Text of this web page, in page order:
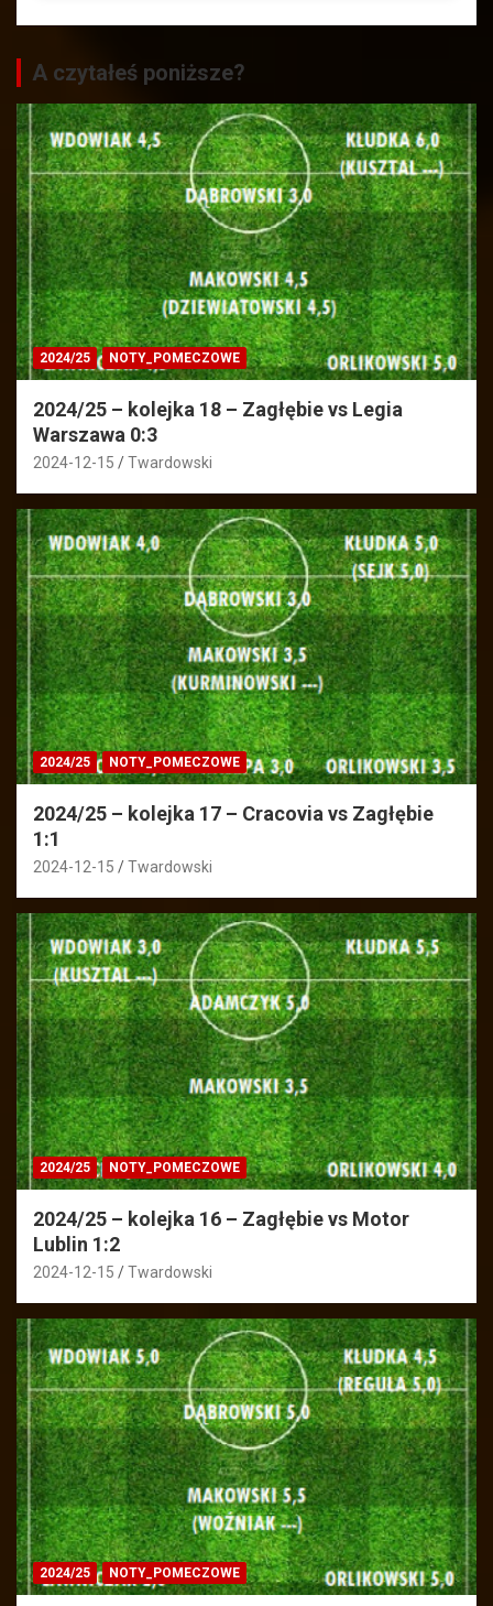
A czytałeś poniższe?
2024/25 NOTY_POMECZOWE
2024/25 – kolejka 18 – Zagłębie vs Legia
Warszawa 0:3
2024-12-15 Twardowski
2024/25 NOTY_POMECZOWE
2024/25 – kolejka 17 – Cracovia vs Zagłębie
1:1
2024-12-15 Twardowski
2024/25 NOTY_POMECZOWE
2024/25 – kolejka 16 – Zagłębie vs Motor
Lublin 1:2
2024-12-15 Twardowski
2024/25 NOTY_POMECZOWE